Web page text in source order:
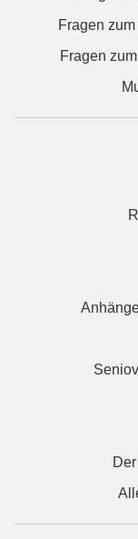
Fragen
Fragen